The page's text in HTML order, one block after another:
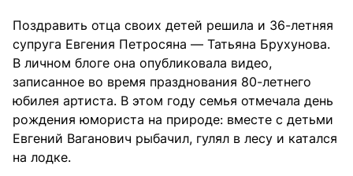
Поздравить отца своих детей решила и 36-летняя
супруга Евгения Петросяна — Татьяна Брухунова.
В личном блоге она опубликовала видео,
записанное во время празднования 80-летнего
юбилея артиста. В этом году семья отмечала день
рождения юмориста на природе: вместе с детьми
Евгений Ваганович рыбачил, гулял в лесу и катался
на лодке.